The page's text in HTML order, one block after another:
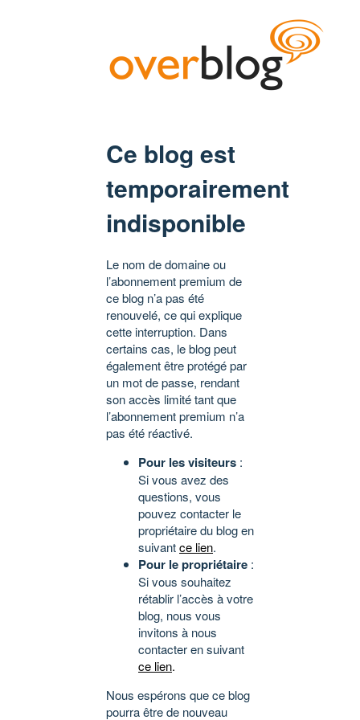
Ce blog est
temporairement
indisponible
Le nom de domaine ou
l’abonnement premium de
ce blog n’a pas été
renouvelé, ce qui explique
cette interruption. Dans
certains cas, le blog peut
également être protégé par
un mot de passe, rendant
son accès limité tant que
l’abonnement premium n’a
pas été réactivé.
Pour les visiteurs :
Si vous avez des
questions, vous
pouvez contacter le
propriétaire du blog en
suivantce lien.
Pour le propriétaire :
Si vous souhaitez
rétablir l’accès à votre
blog, nous vous
invitons à nous
contacter en suivant
ce lien.
Nous espérons que ce blog
pourra être de nouveau